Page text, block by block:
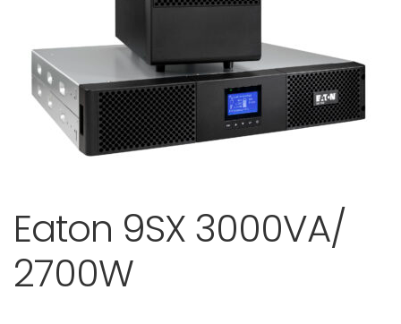
Eaton 9SX 3000VA/
2700W